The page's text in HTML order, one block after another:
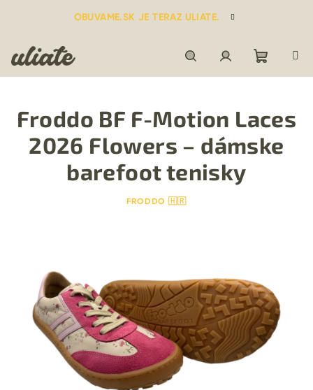
OBUVAME.SK JE TERAZ ULIATE.
HľadaťPrihlásenie
košík
Froddo BF F-Motion Laces
2026 Flowers – dámske
barefoot tenisky
FRODDO 🇭🇷